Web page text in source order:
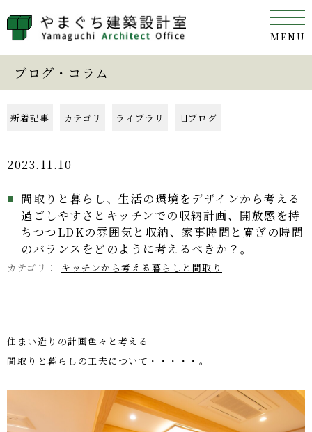
ブログ・コラム
新着記事 カテゴリ ライブラリ 旧ブログ
2023.11.10
間取りと暮らし、生活の環境をデザインから考える
過ごしやすさとキッチンでの収納計画、開放感を持
ちつつLDKの雰囲気と収納、家事時間と寛ぎの時間
のバランスをどのように考えるべきか？。
カテゴリ： キッチンから考える暮らしと間取り
住まい造りの計画色々と考える
間取りと暮らしの工夫について・・・・・。